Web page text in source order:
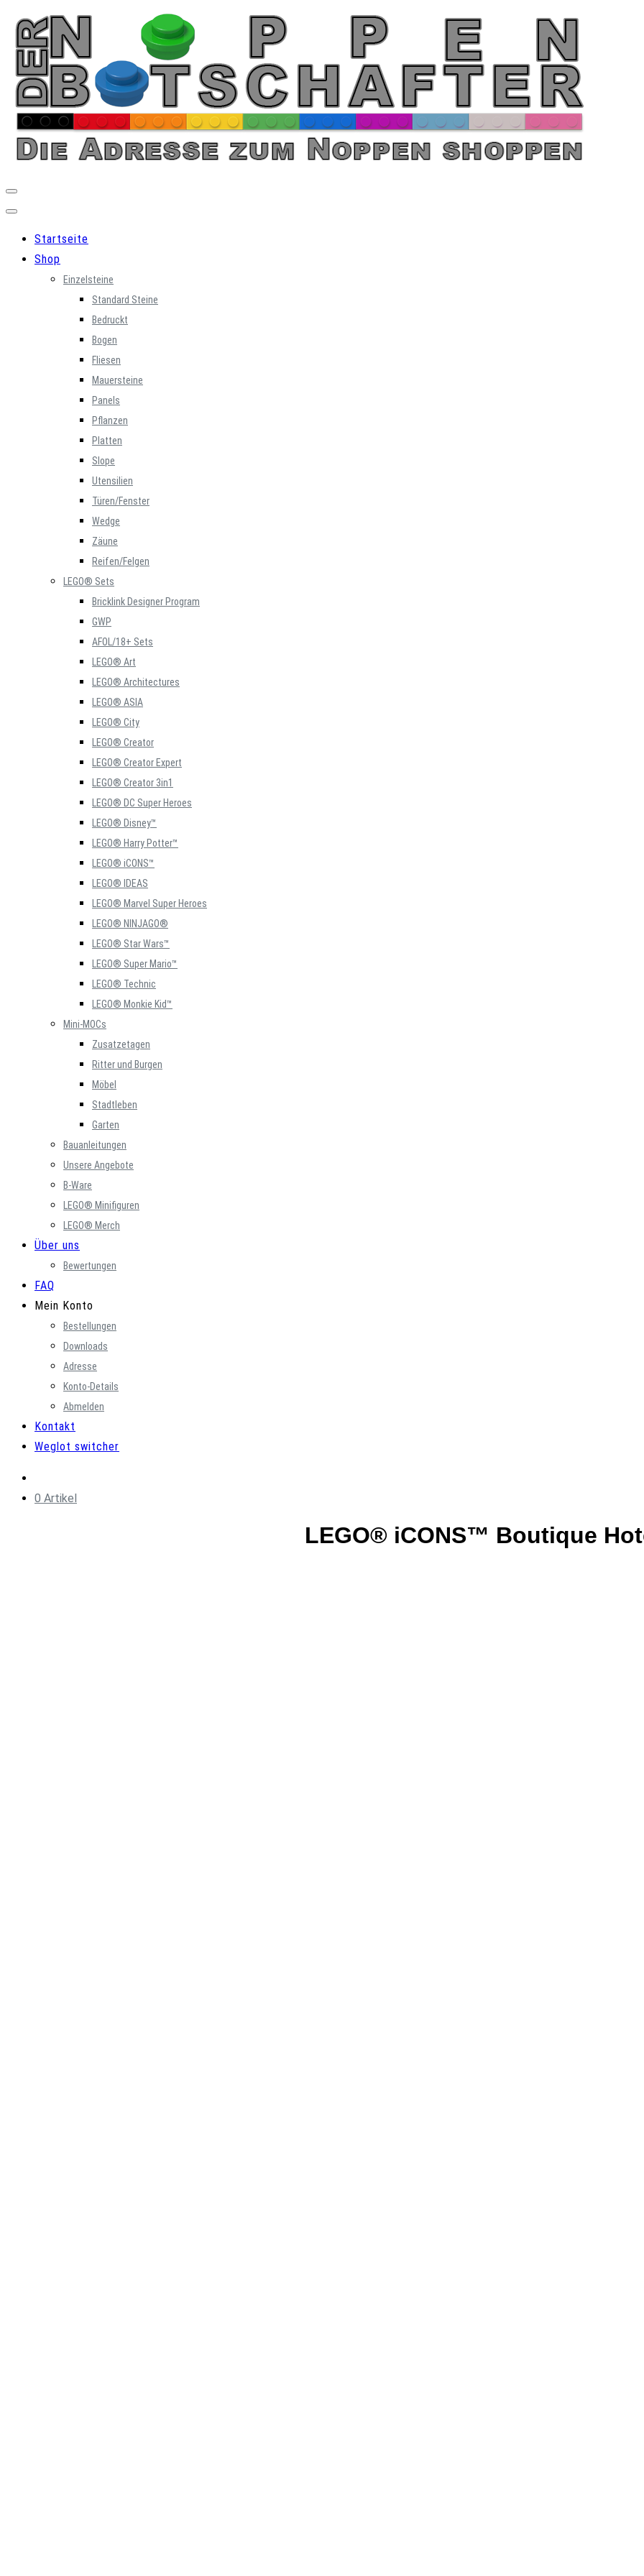
Skip
content
Startseite
Shop
Einzelsteine
Standard Steine
Bedruckt
Bogen
Fliesen
Mauersteine
Panels
Pflanzen
Platten
Slope
Utensilien
Türen/Fenster
Wedge
Zäune
Reifen/Felgen
LEGO® Sets
Bricklink Designer Program
GWP
AFOL/18+ Sets
LEGO® Art
LEGO® Architectures
LEGO® ASIA
LEGO® City
LEGO® Creator
LEGO® Creator Expert
LEGO® Creator 3in1
LEGO® DC Super Heroes
LEGO® Disney™
LEGO® Harry Potter™
LEGO® iCONS™
LEGO® IDEAS
LEGO® Marvel Super Heroes
LEGO® NINJAGO®
LEGO® Star Wars™
LEGO® Super Mario™
LEGO® Technic
LEGO® Monkie Kid™
Mini-MOCs
Zusatzetagen
Ritter und Burgen
Möbel
Stadtleben
Garten
Bauanleitungen
Unsere Angebote
B-Ware
LEGO® Minifiguren
LEGO® Merch
Über uns
Bewertungen
FAQ
Mein Konto
Bestellungen
Downloads
Adresse
Konto-Details
Abmelden
Kontakt
Weglot switcher
0 Artikel
LEGO® iCONS™ Boutique